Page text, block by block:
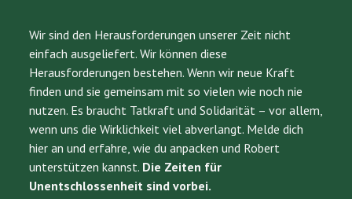
Wir sind den Herausforderungen unserer Zeit nicht
einfach ausgeliefert. Wir können diese
Herausforderungen bestehen. Wenn wir neue Kraft
finden und sie gemeinsam mit so vielen wie noch nie
nutzen. Es braucht Tatkraft und Solidarität – vor allem,
wenn uns die Wirklichkeit viel abverlangt. Melde dich
hier an und erfahre, wie du anpacken und Robert
unterstützen kannst. Die Zeiten für
Unentschlossenheit sind vorbei.